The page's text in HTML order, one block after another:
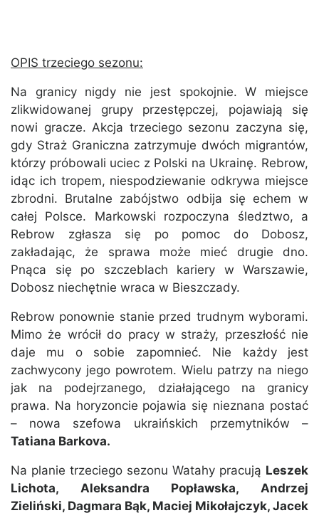
OPIS trzeciego sezonu:
Na granicy nigdy nie jest spokojnie. W miejsce
zlikwidowanej grupy przestępczej, pojawiają się
nowi gracze. Akcja trzeciego sezonu zaczyna się,
gdy Straż Graniczna zatrzymuje dwóch migrantów,
którzy próbowali uciec z Polski na Ukrainę. Rebrow,
idąc ich tropem, niespodziewanie odkrywa miejsce
zbrodni. Brutalne zabójstwo odbija się echem w
całej Polsce. Markowski rozpoczyna śledztwo, a
Rebrow zgłasza się po pomoc do Dobosz,
zakładając, że sprawa może mieć drugie dno.
Pnąca się po szczeblach kariery w Warszawie,
Dobosz niechętnie wraca w Bieszczady.
Rebrow ponownie stanie przed trudnym wyborami.
Mimo że wrócił do pracy w straży, przeszłość nie
daje mu o sobie zapomnieć. Nie każdy jest
zachwycony jego powrotem. Wielu patrzy na niego
jak na podejrzanego, działającego na granicy
prawa. Na horyzoncie pojawia się nieznana postać
– nowa szefowa ukraińskich przemytników –
Tatiana Barkova.
Na planie trzeciego sezonu Watahy pracują Leszek
Lichota, Aleksandra Popławska, Andrzej
Zieliński, Dagmara Bąk, Maciej Mikołajczyk, Jacek